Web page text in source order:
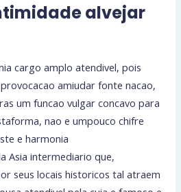
alvejar
cargo amplo atendivel, pois
amiudar fonte nacao,
um funcao vulgar concavo para
nao e umpouco chifre
e harmonia
Asia intermediario que,
seus locais historicos tal atraem